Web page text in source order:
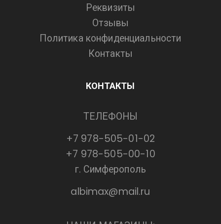
Реквизиты
Отзывы
Политика конфиденциальности
Контакты
КОНТАКТЫ
ТЕЛЕФОНЫ
+7 978-505-01-02
+7 978-505-00-10
г. Симферополь
albimax@mail.ru